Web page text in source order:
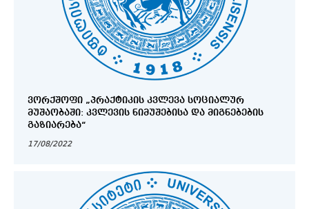
ᲕᲝᲠᲥᲨᲝᲤᲘ „ᲞᲠᲐᲥᲢᲘᲙᲘᲡ ᲙᲕᲚᲔᲕᲐ ᲡᲝᲪᲘᲐᲚᲣᲠ
ᲛᲣᲨᲐᲝᲑᲐᲨᲘ: ᲙᲕᲚᲔᲕᲘᲡ ᲜᲘᲛᲣᲨᲔᲑᲘᲡᲐ ᲓᲐ ᲛᲘᲒᲜᲔᲑᲔᲑᲘᲡ
ᲒᲐᲖᲘᲐᲠᲔᲑᲐ“
17/08/2022